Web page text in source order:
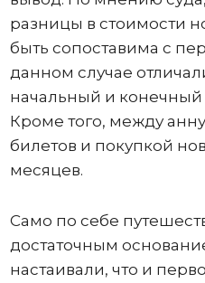
разницы в стоимости
быть сопоставима с
данном случае
начальный и конечный
Кроме того, между
билетов и покупкой
месяцев.
Само по себе
достаточным
настаивали, что и